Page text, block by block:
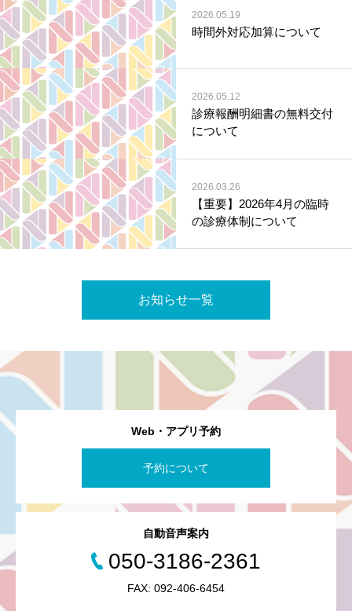
2026.05.19
時間外対応加算について
2026.05.12
診療報酬明細書の無料交付
について
2026.03.26
【重要】2026年4月の臨時
の診療体制について
お知らせ一覧
Web・アプリ予約
予約について
自動音声案内
050-3186-2361
FAX: 092-406-6454